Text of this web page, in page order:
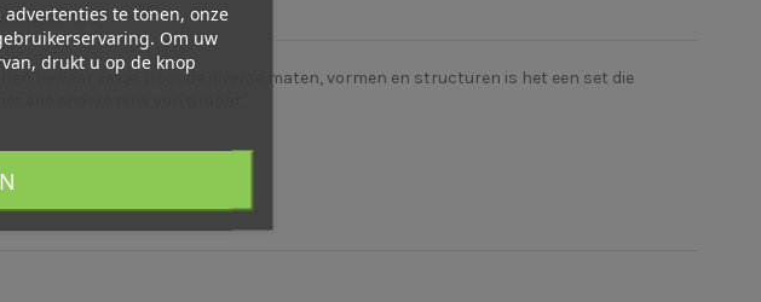
(0)
bewaar zakje. Door de diverse maten, vormen en structuren is het een set die
alle andere nins van Grapat.
te tonen, onze
Om uw
drukt u op de knop